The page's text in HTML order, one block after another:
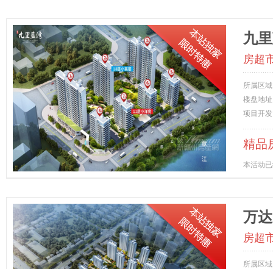
九
房超
所属区
楼盘地
项目开
精品
本活动
万
房超
所属区